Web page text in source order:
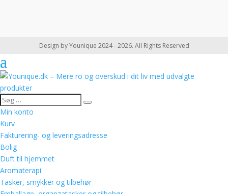
Design by Younique 2024 - 2026. All Rights Reserved
Min konto
Kurv
Fakturering- og leveringsadresse
Bolig
Duft til hjemmet
Aromaterapi
Tasker, smykker og tilbehør